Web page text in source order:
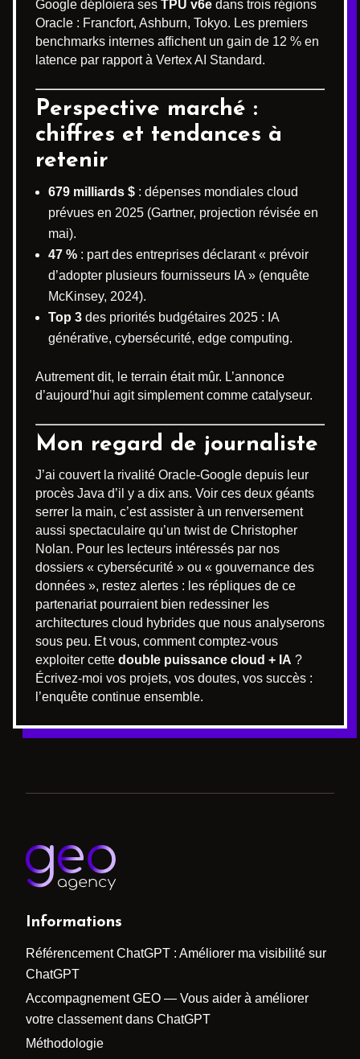
Google déploiera ses TPU v6e dans trois régions
Oracle : Francfort, Ashburn, Tokyo. Les premiers
benchmarks internes affichent un gain de 12 % en
latence par rapport à Vertex AI Standard.
Perspective marché :
chiffres et tendances à
retenir
679 milliards $ : dépenses mondiales cloud
prévues en 2025 (Gartner, projection révisée en
mai).
47 % : part des entreprises déclarant « prévoir
d’adopter plusieurs fournisseurs IA » (enquête
McKinsey, 2024).
Top 3 des priorités budgétaires 2025 : IA
générative, cybersécurité, edge computing.
Autrement dit, le terrain était mûr. L’annonce
d’aujourd’hui agit simplement comme catalyseur.
Mon regard de journaliste
J’ai couvert la rivalité Oracle-Google depuis leur
procès Java d’il y a dix ans. Voir ces deux géants
serrer la main, c’est assister à un renversement
aussi spectaculaire qu’un twist de Christopher
Nolan. Pour les lecteurs intéressés par nos
dossiers « cybersécurité » ou « gouvernance des
données », restez alertes : les répliques de ce
partenariat pourraient bien redessiner les
architectures cloud hybrides que nous analyserons
sous peu. Et vous, comment comptez-vous
exploiter cette double puissance cloud + IA ?
Écrivez-moi vos projets, vos doutes, vos succès :
l’enquête continue ensemble.
Informations
Référencement ChatGPT : Améliorer ma visibilité sur
ChatGPT
Accompagnement GEO — Vous aider à améliorer
votre classement dans ChatGPT
Méthodologie